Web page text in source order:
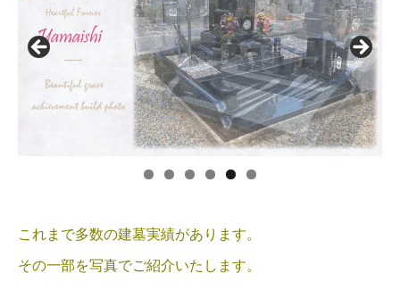
これまで多数の建墓実績があります。
その一部を写真でご紹介いたします。